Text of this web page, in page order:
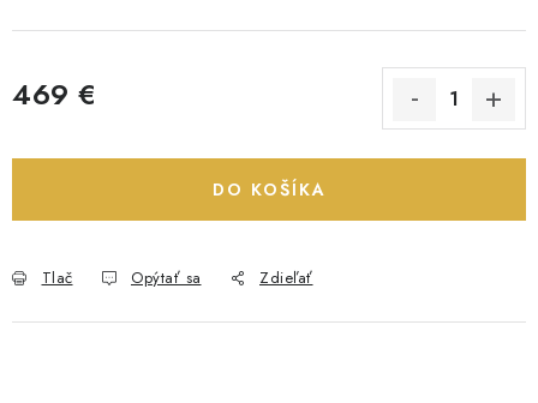
469 €
DO KOŠÍKA
Tlač Opýtať sa Zdieľať